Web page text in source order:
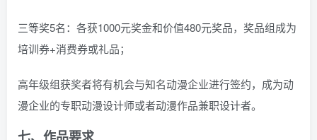
三等奖5名：各获1000元奖金和价值480元奖品，奖品组成为
培训券+消费券或礼品；
高年级组获奖者将有机会与知名动漫企业进行签约，成为动
漫企业的专职动漫设计师或者动漫作品兼职设计者。